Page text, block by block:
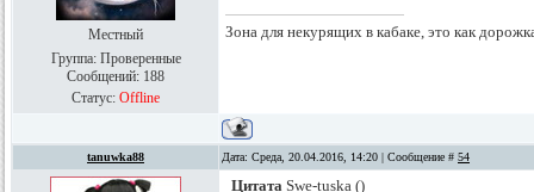
Местный
Группа: Проверенные
Сообщений: 188
Статус: Offline
Зона для некурящих в кабаке, это как
tanuwka88 Дата: Среда, 20.04.2016, 14:20 | Сообщение # 54
Цитата Swe-tuska ()